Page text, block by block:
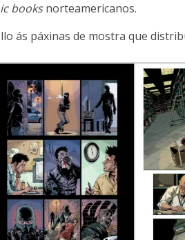
booksnorteamericanos.
ás páxinas de mostra que